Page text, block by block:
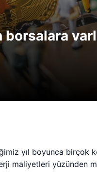
yıl boyunca birçok
maliyetleri yüzünden
Riski: